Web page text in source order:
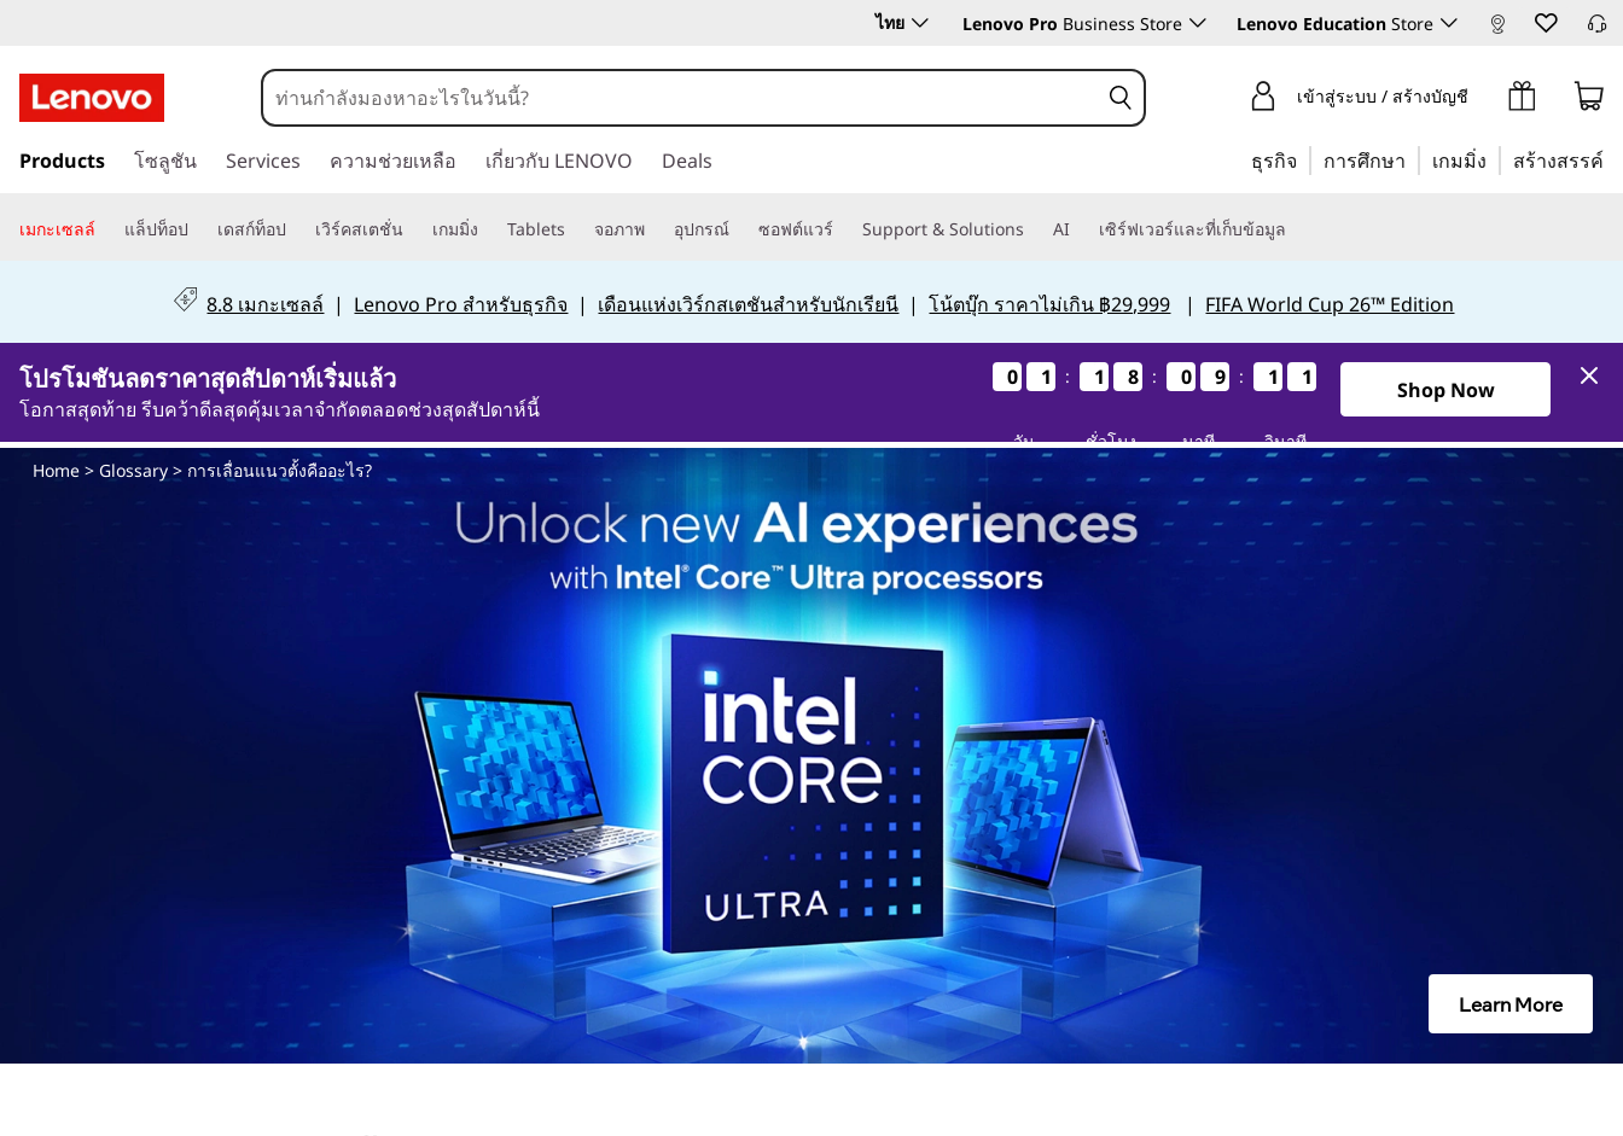
า
อ
น
แ
ร
ไทย Lenovo Pro Business Store Lenovo Education Store
า
ไ
นื้
อ
ห
า
เข้าสู่ระบบ / สร้างบัญชี
Products โซลูชัน Services ความช่วยเหลือ เกี่ยวกับ LENOVO Deals ธุรกิจ การศึกษา เกมมิ่ง สร้างสรรค์
เมกะเซลล์ แล็ปท็อป เดสก์ท็อป เวิร์คสเตชั่น เกมมิ่ง Tablets จอภาพ อุปกรณ์ ซอฟต์แวร์ Support & Solutions AI เซิร์ฟเวอร์และที่เก็บข้อมูล
8.8 เมกะเซลล์ | Lenovo Pro สำหรับธุรกิจ | เดือนแห่งเวิร์กสเตชันสำหรับนักเรียนี |โน้ตบุ๊ก ราคาไม่เกิน ฿29,999 | FIFA World Cup 26™ Edition
โปรโมชันลดราคาสุดสัปดาห์เริ่มแล้ว
โอกาสสุดท้าย รีบคว้าดีลสุดคุ้มเวลาจำกัดตลอดช่วงสุดสัปดาห์นี้
0
0
0
0 1
1
1
1
วัน
: 1
1
1
1 8
8
8
8
ชั่วโมง
: 0
0
0
0 9
9
9
9
นาที
: 0
0
0
0 9
9
9
9
วินาที
1วัน18ชั่วโมง9นาที9วินาที
Shop Now
Home> Glossary> การเลื่อนแนวตั้งคืออะไร?
Learn More